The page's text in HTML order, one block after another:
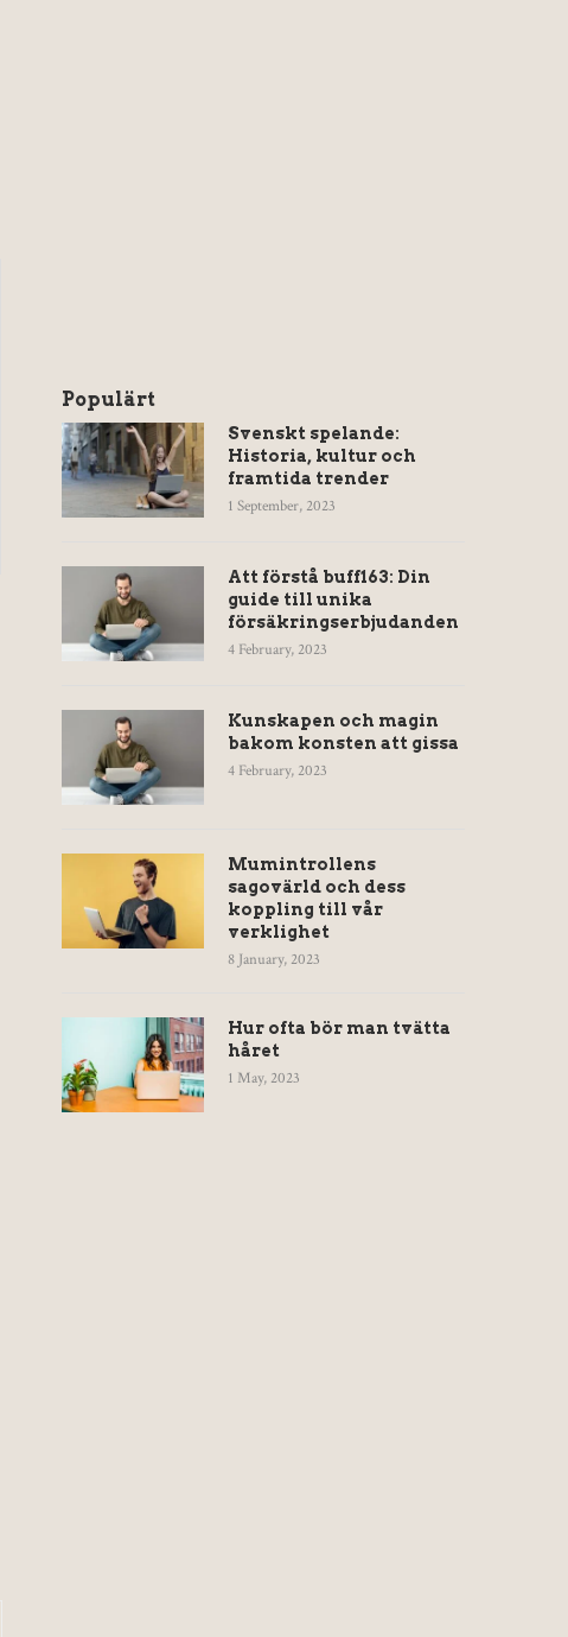
Populärt
Svenskt spelande:
Historia, kultur och
framtida trender
1 September, 2023
Att förstå buff163: Din
guide till unika
försäkringserbjudanden
4 February, 2023
Kunskapen och magin
bakom konsten att gissa
4 February, 2023
Mumintrollens
sagovärld och dess
koppling till vår
verklighet
8 January, 2023
Hur ofta bör man tvätta
håret
1 May, 2023